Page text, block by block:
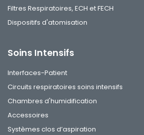
Filtres Respiratoires, ECH et FECH
Dispositifs d'atomisation
Soins Intensifs
Interfaces-Patient
Circuits respiratoires soins intensifs
Chambres d'humidification
Accessoires
Systèmes clos d’aspiration